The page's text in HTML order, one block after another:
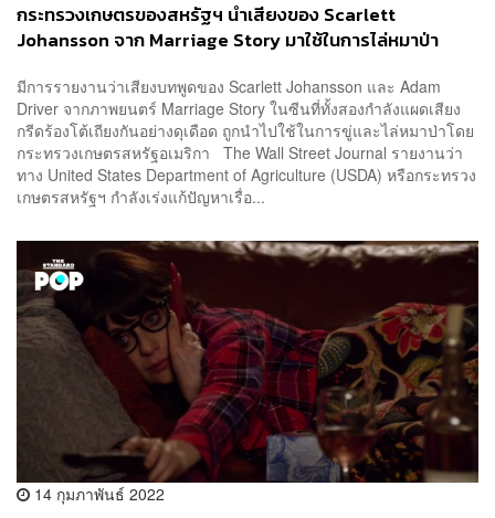
กระทรวงเกษตรของสหรัฐฯ นำเสียงของ Scarlett
Johansson จาก Marriage Story มาใช้ในการไล่หมาป่า
มีการรายงานว่าเสียงบทพูดของ Scarlett Johansson และ Adam
Driver จากภาพยนตร์ Marriage Story ในซีนที่ทั้งสองกำลังแผดเสียง
กรีดร้องโต้เถียงกันอย่างดุเดือด ถูกนำไปใช้ในการขู่และไล่หมาป่าโดย
กระทรวงเกษตรสหรัฐอเมริกา The Wall Street Journal รายงานว่า
ทาง United States Department of Agriculture (USDA) หรือกระทรวง
เกษตรสหรัฐฯ กำลังเร่งแก้ปัญหาเรื่อ...
14 กุมภาพันธ์ 2022